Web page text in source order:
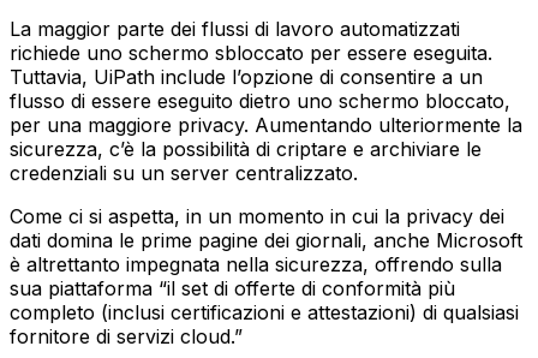
La maggior parte dei flussi di lavoro automatizzati
richiede uno schermo sbloccato per essere eseguita.
Tuttavia, UiPath include l’opzione di consentire a un
flusso di essere eseguito dietro uno schermo bloccato,
per una maggiore privacy. Aumentando ulteriormente la
sicurezza, c’è la possibilità di criptare e archiviare le
credenziali su un server centralizzato.
Come ci si aspetta, in un momento in cui la privacy dei
dati domina le prime pagine dei giornali, anche Microsoft
è altrettanto impegnata nella sicurezza, offrendo sulla
sua piattaforma “il set di offerte di conformità più
completo (inclusi certificazioni e attestazioni) di qualsiasi
fornitore di servizi cloud.”